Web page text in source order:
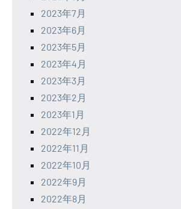
2023年7月
2023年6月
2023年5月
2023年4月
2023年3月
2023年2月
2023年1月
2022年12月
2022年11月
2022年10月
2022年9月
2022年8月